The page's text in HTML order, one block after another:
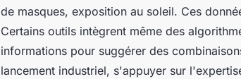
de masques, exposition au soleil. Ces
Certains outils intègrent même des
informations pour suggérer des
lancement industriel, s'appuyer sur